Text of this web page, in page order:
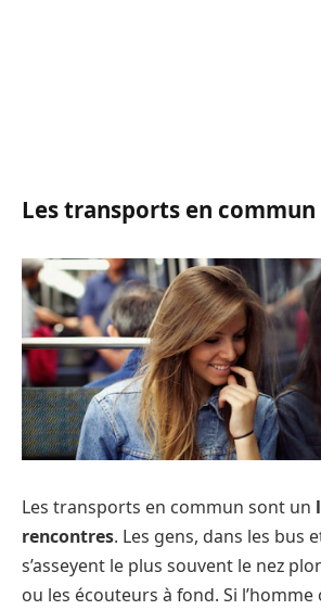
Les transports en commun
Les transports en commun sont un
rencontres. Les gens, dans les bus
s’asseyent le plus souvent le nez
ou les écouteurs à fond. Si